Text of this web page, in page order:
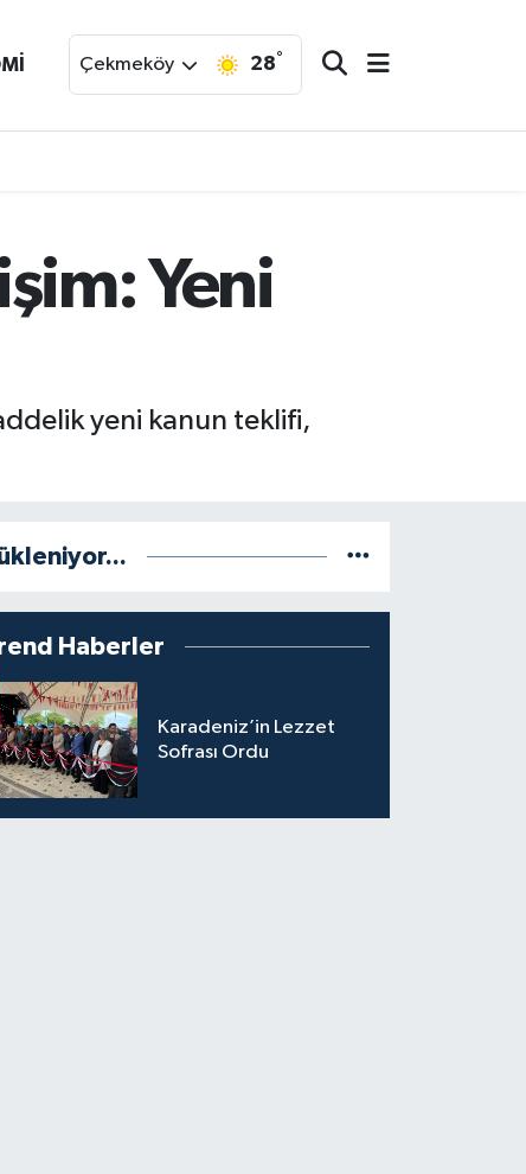
Çekmeköy 28°
Yeni
yeni kanun teklifi,
Haberler
Karadeniz’in Lezzet
Sofrası Ordu